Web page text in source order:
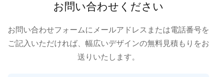
お問い合わせください
お問い合わせフォームにメールアドレスまたは電話番号を
ご記入いただければ、幅広いデザインの無料見積もりをお
送りいたします。